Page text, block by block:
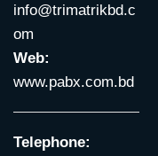
info@trimatrikbd.c
om
Web:
www.pabx.com.bd
Telephone: